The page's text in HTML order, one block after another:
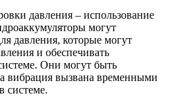
давления – использование
могут
давления, которые могут
и обеспечивать
Они могут быть
вибрация вызвана временными
системе.